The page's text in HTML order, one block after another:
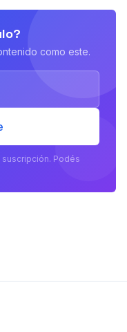
como este.
suscripción. Podés